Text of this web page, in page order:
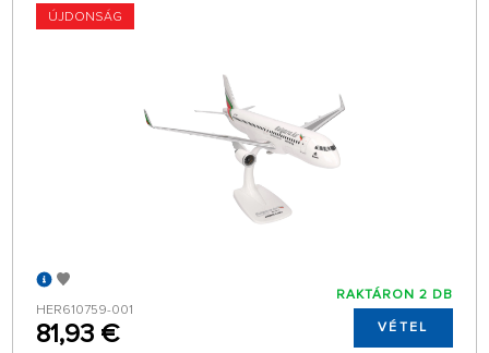
ÚJDONSÁG
HER610759-001
81,93 €
RAKTÁRON 2 DB
VÉTEL